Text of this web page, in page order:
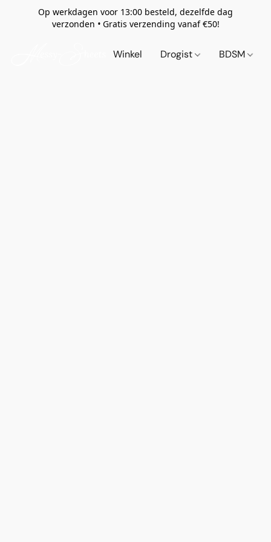
Op werkdagen voor 13:00 besteld, dezelfde dag
verzonden • Gratis verzending vanaf €50!
Winkel Drogist BDSM